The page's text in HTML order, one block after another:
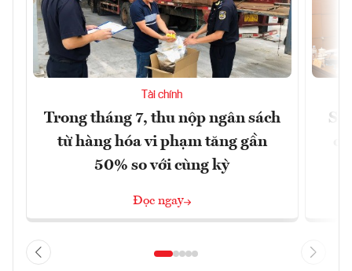
Tài chính
Trong tháng 7, thu nộp ngân sách
từ hàng hóa vi phạm tăng gần
50% so với cùng kỳ
Đọc ngay